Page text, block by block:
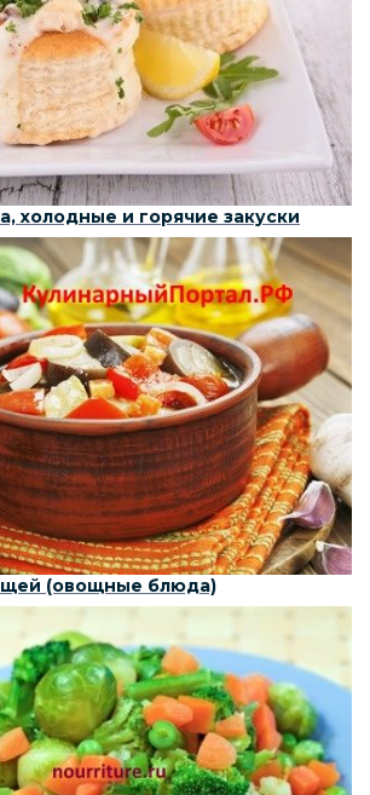
холодные и горячие закуски
(овощные блюда)